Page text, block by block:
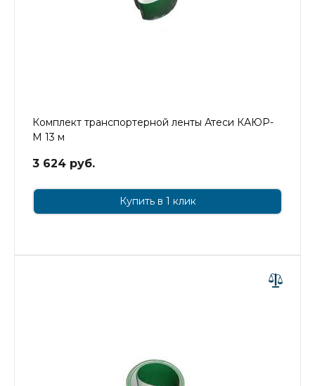
Комплект транспортерной ленты Атеси КАЮР-
М 13 м
3 624 руб.
Купить в 1 клик